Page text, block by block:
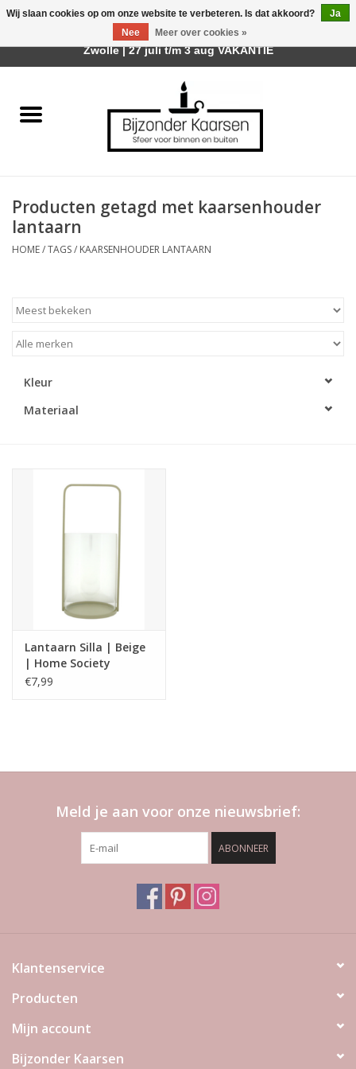
Räder Design Stories
Geurkaarsen
Tafelhaarden
Kaarsenhouders
LED Kaarsen
Merken
Producten getagd met kaarsenhouder
lantaarn
HOME/TAGS/ KAARSENHOUDER LANTAARN
Kleur
Materiaal
Lantaarn Silla | Beige
| Home Society
€7,99
Meld je aan voor onze nieuwsbrief:
ABONNEER
Klantenservice
Producten
Mijn account
Bijzonder Kaarsen
Wij slaan cookies op om onze website te verbeteren. Is dat akkoord?
Ja
Nee
Meer over cookies »
Afhalen is mogelijk bij mijn winkel Trotz | Belvederelaan 107
Zwolle | 27 juli t/m 3 aug VAKANTIE